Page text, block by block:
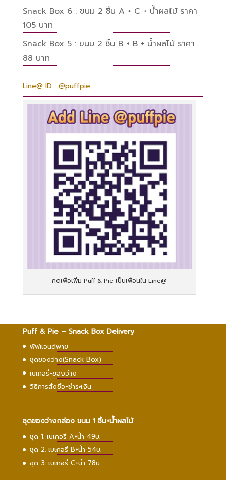
Snack Box 6 : ขนม 2 ชิ้น A + C + น้ำผลไม้ ราคา
105 บาท
Snack Box 5 : ขนม 2 ชิ้น B + B + น้ำผลไม้ ราคา
88 บาท
Line@ ID : @puffpie
กดเพื่อเพิ่ม Puff & Pie เป็นเพื่อนใน Line@
Puff & Pie – Snack Box Delivery
พัฟแอนด์พาย
ชุดของว่าง(Snack Box)
เบเกอรี่-ของว่าง
วิธีการสั่งซื้อ-ชำระเงิน
ชุดของว่างกล่อง ขนม 1 ชิ้น+น้ำผลไม้
ชุด 1. เบเกอรี่ A+น้ำ 49บ.
ชุด 2. เบเกอรี่ B+น้ำ 54บ.
ชุด 3. เบเกอรี่ C+น้ำ 78บ.